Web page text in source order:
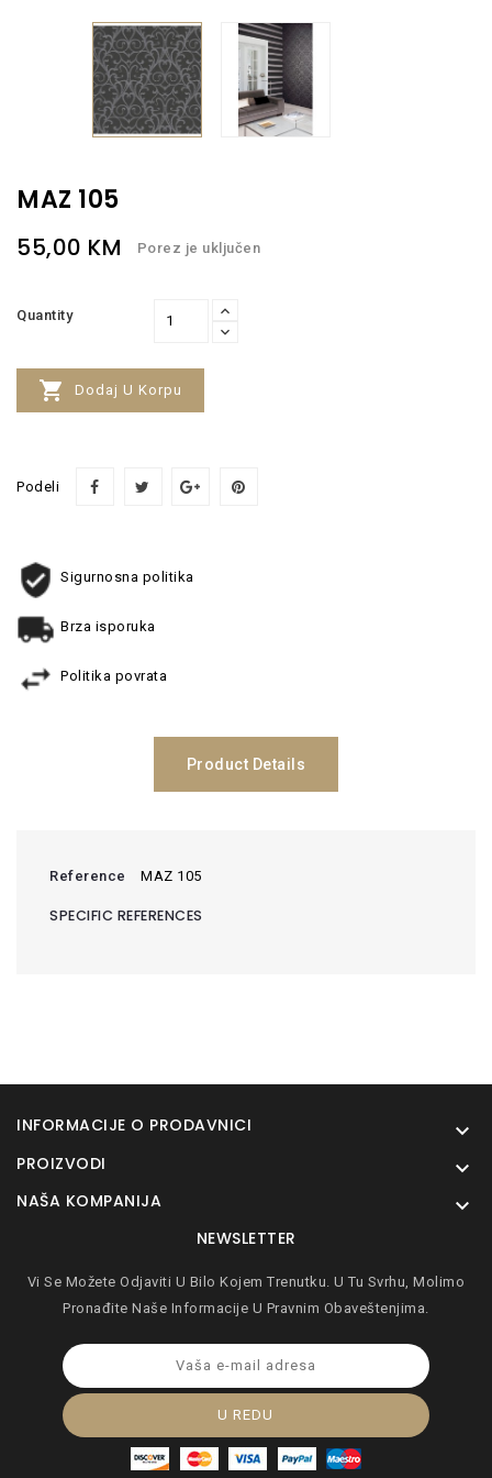
MAZ 105
55,00 KM Porez je uključen
Quantity
 Dodaj U Korpu
Podeli
Sigurnosna politika
Brza isporuka
Politika povrata
Product Details
Reference MAZ 105
SPECIFIC REFERENCES
INFORMACIJE O PRODAVNICI 
PROIZVODI 
NAŠA KOMPANIJA 
NEWSLETTER
Vi Se Možete Odjaviti U Bilo Kojem Trenutku. U Tu Svrhu, Molimo
Pronađite Naše Informacije U Pravnim Obaveštenjima.